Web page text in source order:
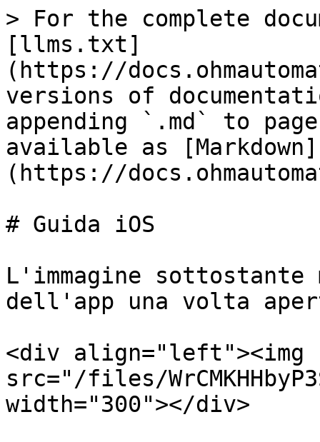
> For the complete
[llms.txt]
(https://
versions of
appending `.md` to
available as [Markdown]
(https://
# Guida iOS
L'immagine
dell'app una volta
<div align="left"><img
src="/files/
width="300"></div>